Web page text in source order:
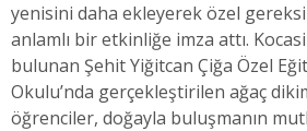
yenisini daha ekleyerek özel
anlamlı bir etkinliğe imza attı.
bulunan Şehit Yiğitcan Çiğa Özel
Okulu’nda gerçekleştirilen ağaç
öğrenciler, doğayla buluşmanın